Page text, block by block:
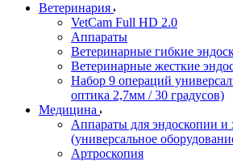
Ветеринария
VetCam Full HD 2.0
Аппараты
Ветеринарные гибкие
Ветеринарные жесткие
Набор 9 операций
оптика 2,7мм / 30 градусов)
Медицина
Аппараты для эндоскопии и
(универсальное
Артроскопия